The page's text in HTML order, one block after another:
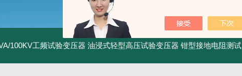
100KV工频试验变压器 油浸式轻型高压试验变压器 钳型接地电阻测试仪